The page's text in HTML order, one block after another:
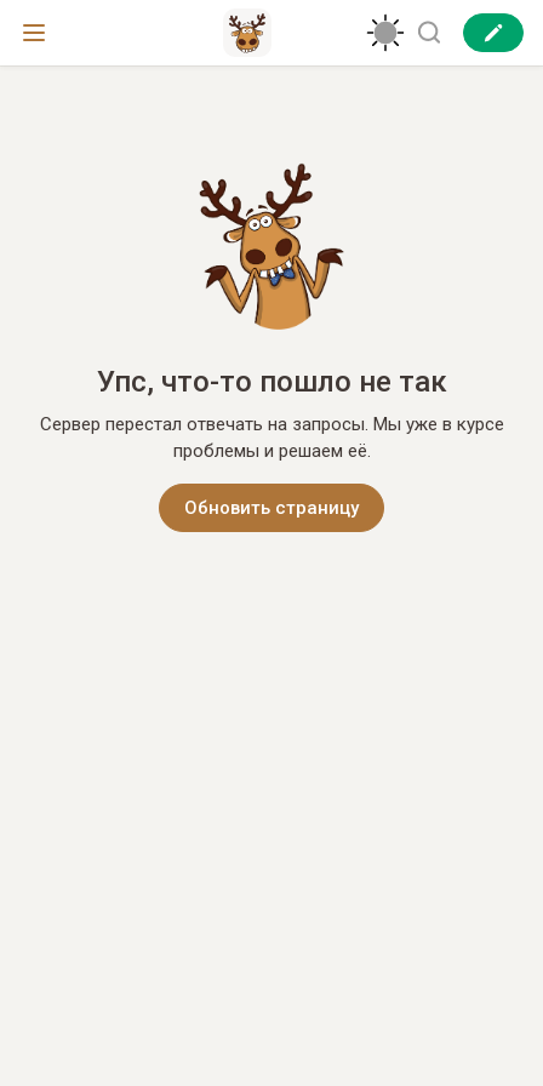
Упс, что-то пошло не так
Сервер перестал отвечать на запросы. Мы уже в курсе
проблемы и решаем её.
Обновить страницу